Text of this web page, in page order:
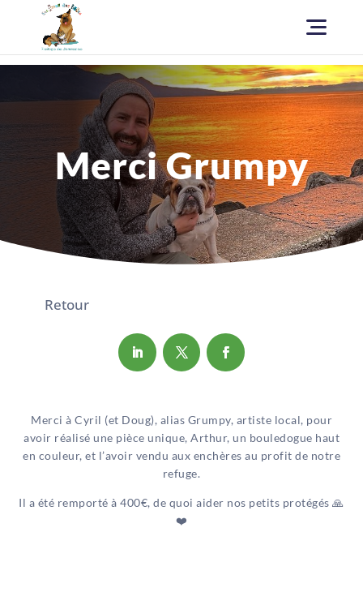
Merci Grumpy
Retour
Merci à Cyril (et Doug), alias Grumpy, artiste local, pour
avoir réalisé une pièce unique, Arthur, un bouledogue haut
en couleur, et l’avoir vendu aux enchères au profit de notre
refuge.
Il a été remporté à 400€, de quoi aider nos petits protégés🙏
❤️